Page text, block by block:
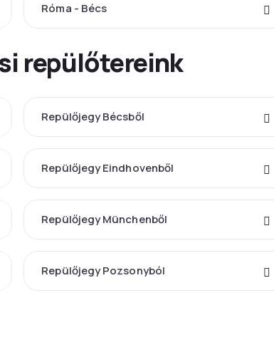
Róma - Bécs
repülőtereink
Repülőjegy Bécsből
Repülőjegy Eindhovenből
Repülőjegy Münchenből
Repülőjegy Pozsonyból